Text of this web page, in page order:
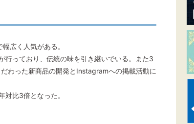
広く人気がある。
行っており、伝統の味を引き継いでいる。また3
わった新商品の開発とInstagramへの掲載活動に
対比3倍となった。